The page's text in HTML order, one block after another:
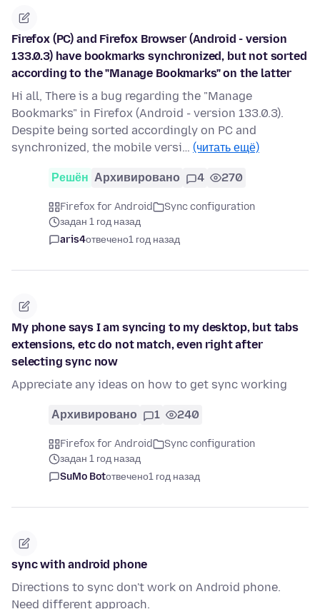
Firefox (PC) and Firefox Browser (Android - version
133.0.3) have bookmarks synchronized, but not sorted
according to the "Manage Bookmarks" on the latter
Hi all, There is a bug regarding the "Manage
Bookmarks" in Firefox (Android - version 133.0.3).
Despite being sorted accordingly on PC and
synchronized, the mobile versi… (читать ещё)
Решён Архивировано 4 270
Firefox for Android
Sync configuration
задан 1 год назад
aris4отвечено1 год назад
My phone says I am syncing to my desktop, but tabs
extensions, etc do not match, even right after
selecting sync now
Appreciate any ideas on how to get sync working
Архивировано 1 240
Firefox for Android
Sync configuration
задан 1 год назад
SuMo Botотвечено1 год назад
sync with android phone
Directions to sync don't work on Android phone.
Need different approach.